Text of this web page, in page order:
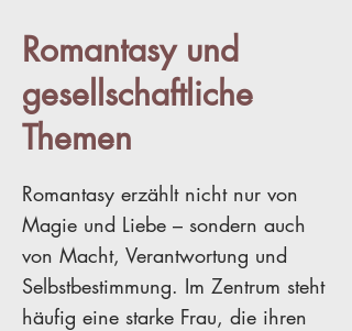
Romantasy und
gesellschaftliche
Themen
Romantasy erzählt nicht nur von
Magie und Liebe – sondern auch
von Macht, Verantwortung und
Selbstbestimmung. Im Zentrum steht
häufig eine starke Frau, die ihren